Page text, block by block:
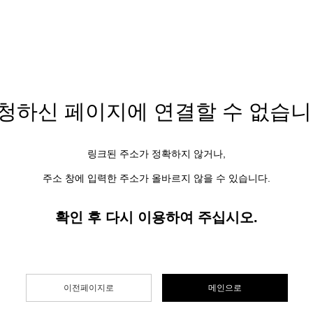
하신 페이지에 연결할 수 없습
링크된 주소가 정확하지 않거나,
주소 창에 입력한 주소가 올바르지 않을 수 있습니다.
확인 후 다시 이용하여 주십시오.
이전페이지로 메인으로